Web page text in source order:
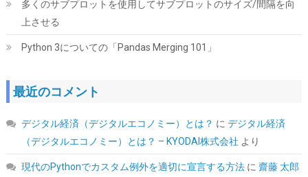
Tuloka 4個ヒートシンク 導熱接着シート4pcs付き 熱暴走対策 冷
アルミニウム 黒 70mm×22mm×6mm
(5422382) GBP 3.60 (2026-08-09 04:05 GMT +09:00 時点 -詳細は
こちら)
多くのサブプロットを使用してサブプロットのサイズ/間隔を向
上させる
Python 3についての「Pandas Merging 101」
最近のコメント
デジタル経済（デジタルエコノミー）とは？ に デジタル経済
（デジタルエコノミー）とは？ – KYODAI株式会社 より
現代のPythonでカスタム例外を適切に宣言する方法に 齋藤 太郎